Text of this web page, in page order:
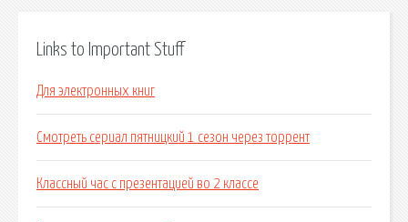
Links to Important Stuff
Для электронных книг
Смотреть сериал пятницкий 1 сезон через торрент
Классный час с презентацией во 2 классе